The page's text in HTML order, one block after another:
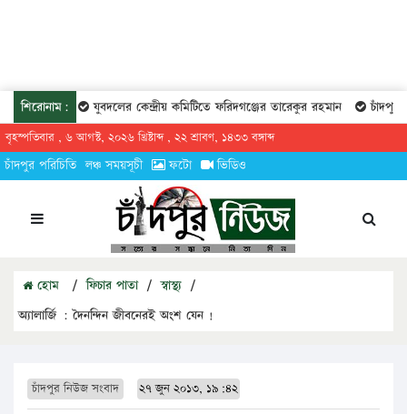
শিরোনাম:যুবদলের কেন্দ্রীয় কমিটিতে ফরিদগঞ্জের তারেকুর রহমান চাঁদপুরের
বৃহস্পতিবার , ৬ আগস্ট, ২০২৬ খ্রিষ্টাব্দ , ২২ শ্রাবণ, ১৪৩৩ বঙ্গাব্দ
চাঁদপুর পরিচিতি লঞ্চ সময়সূচী ফটো ভিডিও
হোম / ফিচার পাতা / স্বাস্থ্য /
অ্যালার্জি : দৈনন্দিন জীবনেরই অংশ যেন !
চাঁদপুর নিউজ সংবাদ ২৭ জুন ২০১৩, ১৯:৪২